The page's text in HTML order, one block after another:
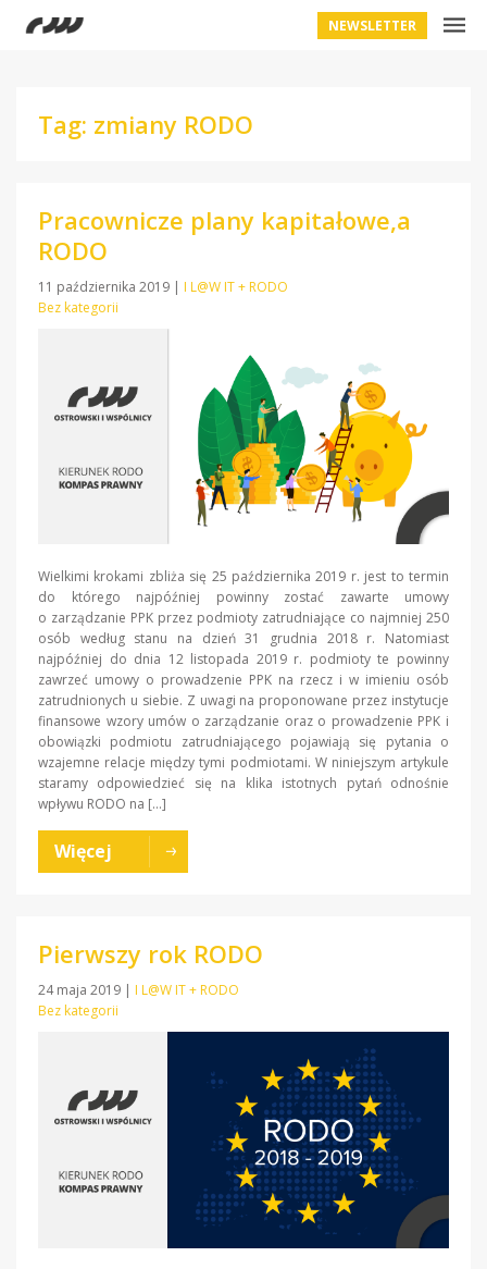
NEWSLETTER
Tag: zmiany RODO
Pracownicze plany kapitałowe,a
RODO
11 października 2019 | I L@W IT + RODO
Bez kategorii
Wielkimi krokami zbliża się 25 października 2019 r. jest to termin
do którego najpóźniej powinny zostać zawarte umowy
o zarządzanie PPK przez podmioty zatrudniające co najmniej 250
osób według stanu na dzień 31 grudnia 2018 r. Natomiast
najpóźniej do dnia 12 listopada 2019 r. podmioty te powinny
zawrzeć umowy o prowadzenie PPK na rzecz i w imieniu osób
zatrudnionych u siebie. Z uwagi na proponowane przez instytucje
finansowe wzory umów o zarządzanie oraz o prowadzenie PPK i
obowiązki podmiotu zatrudniającego pojawiają się pytania o
wzajemne relacje między tymi podmiotami. W niniejszym artykule
staramy odpowiedzieć się na klika istotnych pytań odnośnie
wpływu RODO na […]
Więcej
Pierwszy rok RODO
24 maja 2019 | I L@W IT + RODO
Bez kategorii